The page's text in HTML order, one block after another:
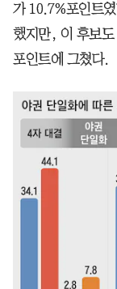
가 10.7%포인트
했지만, 이 후보
포인트에 그쳤다.